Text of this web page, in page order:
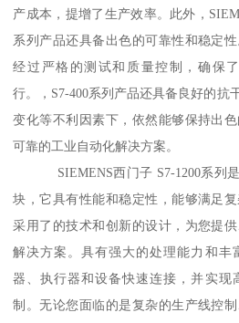
产成本，提增了生产效率。此外，
系列产品还具备出色的可靠性和稳定
经过严格的测试和质量控制，确保
行。，S7-400系列产品还具备良好的抗
变化等不利因素下，依然能够保持出色
可靠的工业自动化解决方案。
SIEMENS西门子 S7-1200系列是
块，它具有性能和稳定性，能够满足
采用了的技术和创新的设计，为您提
解决方案。具有强大的处理能力和丰
器、执行器和设备快速连接，并实现
制。无论您面临的是复杂的生产线控